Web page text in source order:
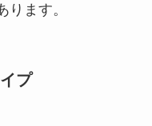
ます。
プ